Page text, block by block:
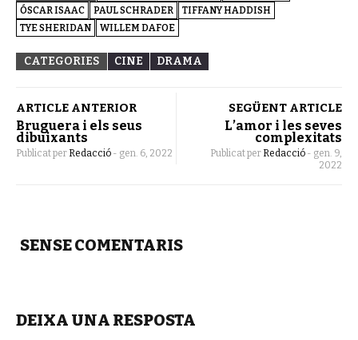
ÓSCAR ISAAC
PAUL SCHRADER
TIFFANY HADDISH
TYE SHERIDAN
WILLEM DAFOE
CATEGORIES CINE DRAMA
ARTICLE ANTERIOR
Bruguera i els seus
dibuixants
Publicat per Redacció - gen. 6, 2022
SEGÜENT ARTICLE
L’amor i les seves
complexitats
Publicat per Redacció - gen. 9,
2022
SENSE COMENTARIS
DEIXA UNA RESPOSTA